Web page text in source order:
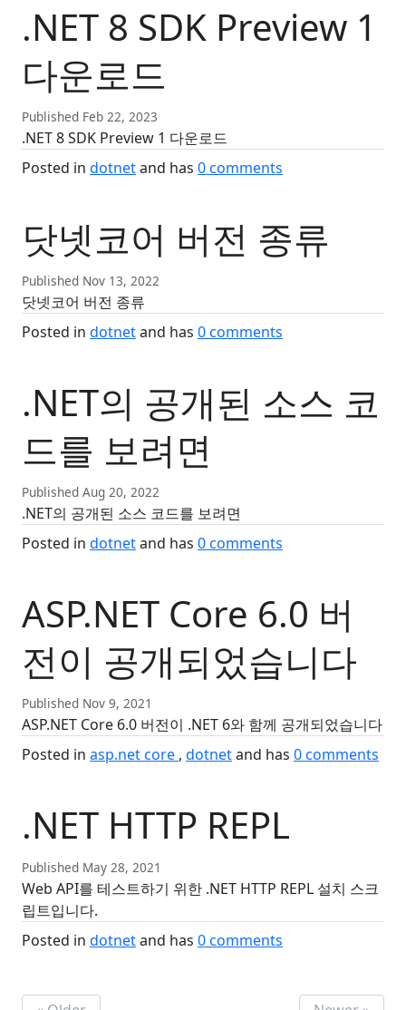
.NET 8 SDK Preview 1
다운로드
Published Feb 22, 2023
.NET 8 SDK Preview 1 다운로드
Posted in dotnetand has 0comments
닷넷코어 버전 종류
Published Nov 13, 2022
닷넷코어 버전 종류
Posted in dotnetand has 0comments
.NET의 공개된 소스 코
드를 보려면
Published Aug 20, 2022
.NET의 공개된 소스 코드를 보려면
Posted in dotnetand has 0comments
ASP.NET Core 6.0 버
전이 공개되었습니다
Published Nov 9, 2021
ASP.NET Core 6.0 버전이 .NET 6와 함께 공개되었습니다
Posted in asp.net core dotnetand has 0comments
.NET HTTP REPL
Published May 28, 2021
Web API를 테스트하기 위한 .NET HTTP REPL 설치 스크
립트입니다.
Posted in dotnetand has 0comments